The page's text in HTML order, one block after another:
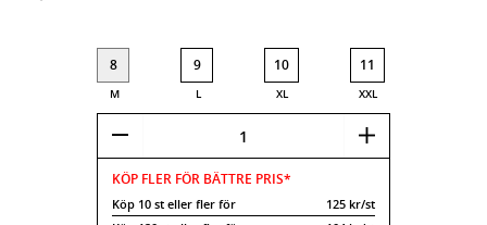
8 9 10 11
Köp 10 st eller fler för
125 kr/st